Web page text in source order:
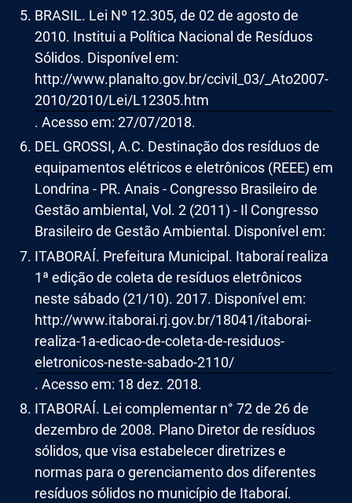
BRASIL. Lei Nº 12.305, de 02 de agosto de
2010. Institui a Política Nacional de Resíduos
Sólidos. Disponível em:
http://www.planalto.gov.br/ccivil_03/_Ato2007-
2010/2010/Lei/L12305.htm
. Acesso em: 27/07/2018.
DEL GROSSI, A.C. Destinação dos resíduos de
equipamentos elétricos e eletrônicos (REEE) em
Londrina - PR. Anais - Congresso Brasileiro de
Gestão ambiental, Vol. 2 (2011) - Il Congresso
Brasileiro de Gestão Ambiental. Disponível em:
ITABORAÍ. Prefeitura Municipal. Itaboraí realiza
1ª edição de coleta de resíduos eletrônicos
neste sábado (21/10). 2017. Disponível em:
http://www.itaborai.rj.gov.br/18041/itaborai-
realiza-1a-edicao-de-coleta-de-residuos-
eletronicos-neste-sabado-2110/
. Acesso em: 18 dez. 2018.
ITABORAÍ. Lei complementar n° 72 de 26 de
dezembro de 2008. Plano Diretor de resíduos
sólidos, que visa estabelecer diretrizes e
normas para o gerenciamento dos diferentes
resíduos sólidos no município de Itaboraí.